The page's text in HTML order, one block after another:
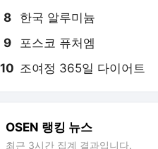
8 한국 알루미늄
9 포스코 퓨처엠
10 조여정 365일 다이어트
OSEN 랭킹 뉴스
최근 3시간 집계 결과입니다.